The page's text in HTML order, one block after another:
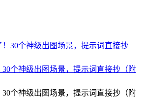
30个神级出图场景，提示词直接抄（附
30个神级出图场景，提示词直接抄（附